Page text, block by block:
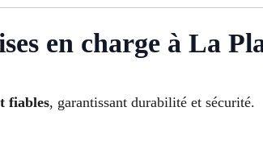
en charge à La
fiables, garantissant durabilité et sécurité.